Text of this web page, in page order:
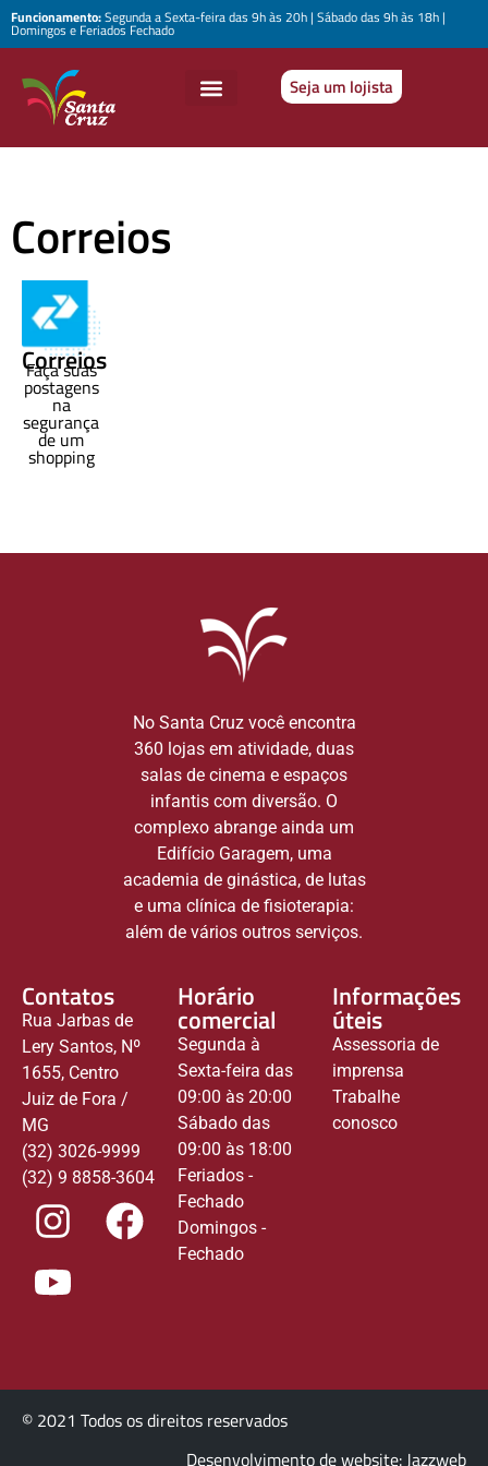
Funcionamento:Segunda a Sexta-feira das 9h às 20h | Sábado das 9h às 18h |
Domingos e Feriados Fechado
Seja um lojista
Correios
Correios
Faça suas
postagens
na
segurança
de um
shopping
No Santa Cruz você encontra
360 lojas em atividade, duas
salas de cinema e espaços
infantis com diversão. O
complexo abrange ainda um
Edifício Garagem, uma
academia de ginástica, de lutas
e uma clínica de fisioterapia:
além de vários outros serviços.
Contatos
Rua Jarbas de
Lery Santos, Nº
1655, Centro
Juiz de Fora /
MG
(32) 3026-9999
(32) 9 8858-3604
Horário
comercial
Segunda à
Sexta-feira das
09:00 às 20:00
Sábado das
09:00 às 18:00
Feriados -
Fechado
Domingos -
Fechado
Informações
úteis
Assessoria de
imprensa
Trabalhe
conosco
© 2021 Todos os direitos reservados
Desenvolvimento de website: Jazzweb